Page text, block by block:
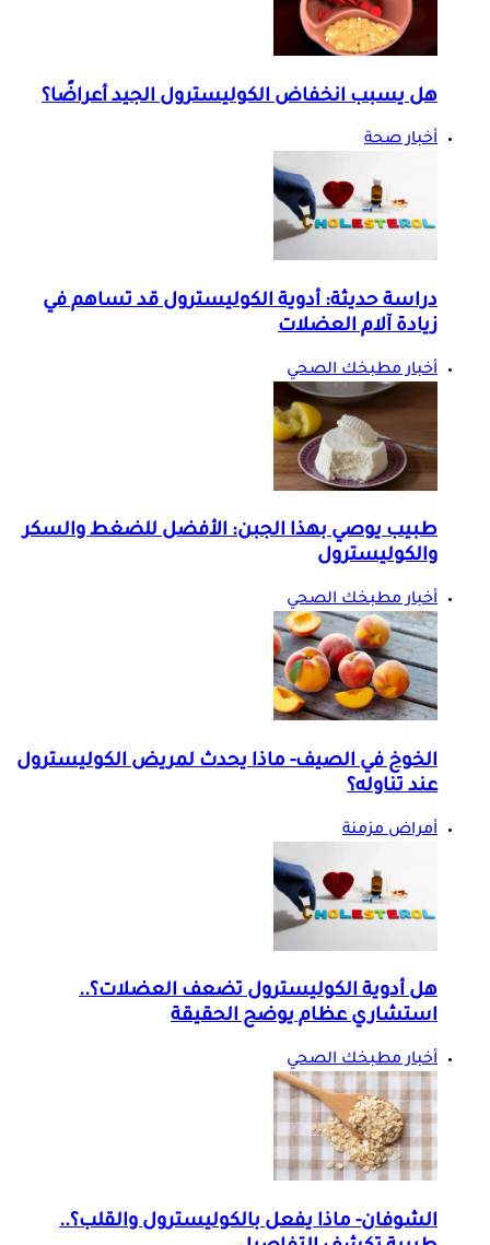
هل يسبب انخفاض الكوليسترول الجيد أعراضًا؟
أخبار صحة
دراسة حديثة: أدوية الكوليسترول قد تساهم في
زيادة آلام العضلات
أخبار مطبخك الصحي
طبيب يوصي بهذا الجبن: الأفضل للضغط والسكر
والكوليسترول
أخبار مطبخك الصحي
الخوخ في الصيف- ماذا يحدث لمريض الكوليسترول
عند تناوله؟
أمراض مزمنة
هل أدوية الكوليسترول تضعف العضلات؟..
استشاري عظام يوضح الحقيقة
أخبار مطبخك الصحي
الشوفان- ماذا يفعل بالكوليسترول والقلب؟..